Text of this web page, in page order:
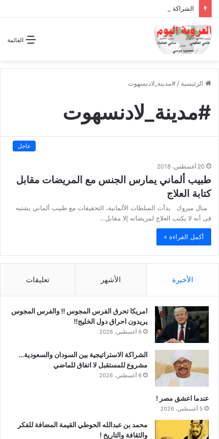
القائمة
الرئيسية / #مدينة_لادنسهوت
#مدينة_لادنسهوت
عاجل
20 أغسطس، 2018
طبيب ألماني يمارس الجنس مع المريضات مقابل
كتابة العلاج
منال مبروك بدأت السلطات الألمانية، التحقيقات مع طبيب ألماني يشتبه
فى أنه لا يكتب العلاج لمريضاته إلا مقابل…
أكمل القراءة »
الأخيرة الأشهر تعليقات
امريكا تحرق الفرس المجوس !! والفرس المجوس
يريدون احراق دول الخليج!!
6 أغسطس، 2026
الشراكة الاستراتيجية بين السودان والسعودية…
مشروع للمستقبل لا اتفاق للماضي
6 أغسطس، 2026
عندما اعشق مصر !
5 أغسطس، 2026
محمد بن عبدالله الحوطي القيمة المضافة للفكر
والثقافة والتاريخ !